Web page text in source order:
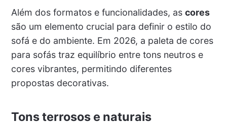
Além dos formatos e funcionalidades, as cores
são um elemento crucial para definir o estilo do
sofá e do ambiente. Em 2026, a paleta de cores
para sofás traz equilíbrio entre tons neutros e
cores vibrantes, permitindo diferentes
propostas decorativas.
Tons terrosos e naturais